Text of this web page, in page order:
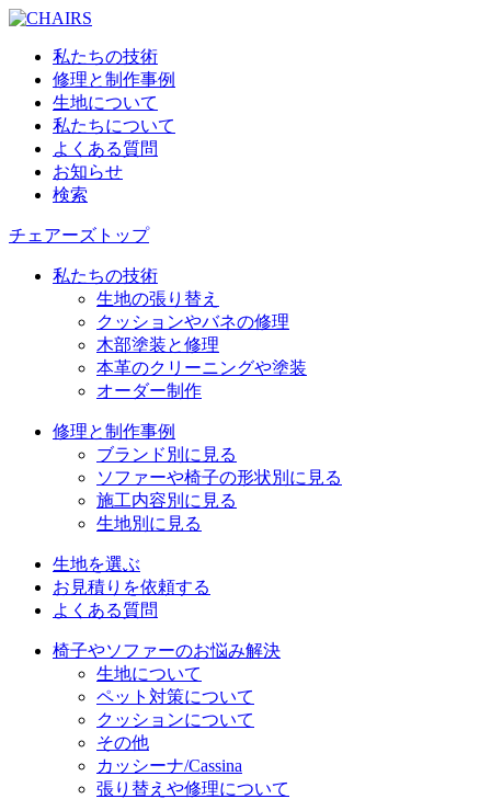
私たちの技術
修理と制作事例
生地について
私たちについて
よくある質問
お知らせ
検索
チェアーズトップ
私たちの技術
生地の張り替え
クッションやバネの修理
木部塗装と修理
本革のクリーニングや塗装
オーダー制作
修理と制作事例
ブランド別に見る
ソファーや椅子の形状別に見る
施工内容別に見る
生地別に見る
生地を選ぶ
お見積りを依頼する
よくある質問
椅子やソファーのお悩み解決
生地について
ペット対策について
クッションについて
その他
カッシーナ/Cassina
張り替えや修理について